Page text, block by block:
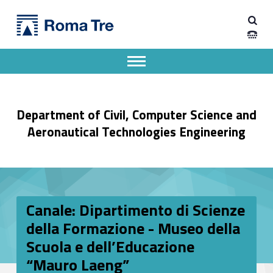
Canale: Dipartimento di Scienze della Formazione - Museo della Scuola e dell’Educazione “Mauro Laeng” - Dipartimento di Ingegneria Civile, Informatica e delle Tecnologie Aeronautiche
Department of Civil, Computer Science and
Aeronautical Technologies Engineering
Apri il menu secondario
Header info sidebar
Canale: Dipartimento di Scienze
della Formazione - Museo della
Scuola e dell’Educazione
“Mauro Laeng”